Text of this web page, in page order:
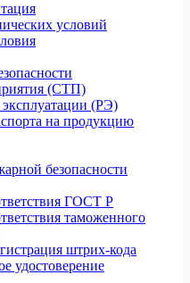
условий
(СТП)
эксплуатации (РЭ)
на продукцию
безопасности
ГОСТ Р
таможенного
штрих-кода
удостоверение